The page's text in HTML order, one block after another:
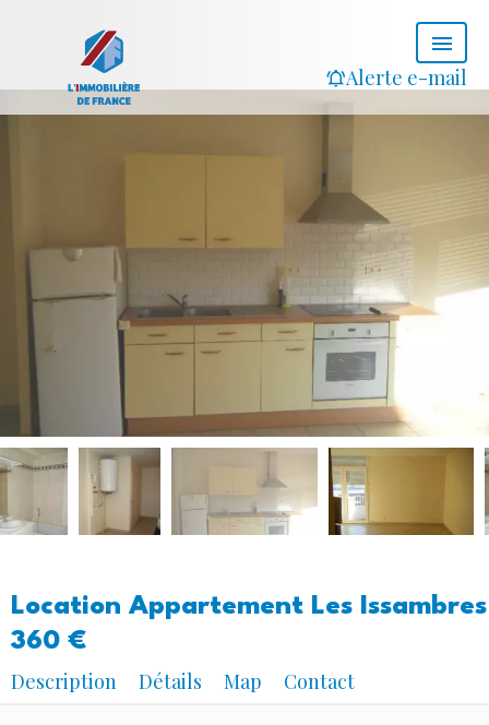
Alerte e-mail
Location Appartement Les Issambres
360 €
Description
Détails Map Contact